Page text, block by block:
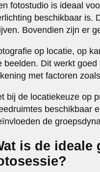
fotostudio is ideaal
beschikbaar is.
Bovendien zijn er
op locatie, op
beelden. Dit werkt
met factoren
bij de locatiekeuze op
beschikbaar
de
is de ideale